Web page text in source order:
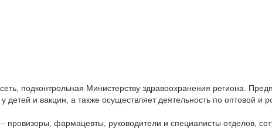
подконтрольная Министерству здравоохранения региона.
детей и вакцин, а также осуществляет деятельность по оптовой
фармацевты, руководители и специалисты отделов,